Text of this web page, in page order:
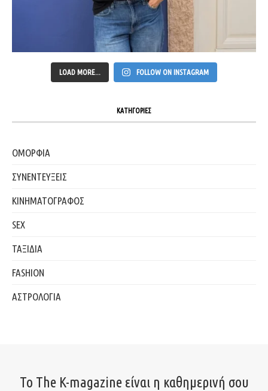
LOAD MORE... FOLLOW ON INSTAGRAM
ΚΑΤΗΓΟΡΙΕΣ
ΟΜΟΡΦΙΑ
ΣΥΝΕΝΤΕΥΞΕΙΣ
ΚΙΝΗΜΑΤΟΓΡΑΦΟΣ
SEX
ΤΑΞΙΔΙΑ
FASHION
ΑΣΤΡΟΛΟΓΙΑ
Το The K-magazine είναι η καθημερινή σου